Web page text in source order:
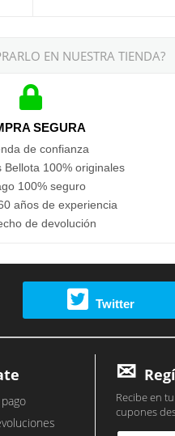
EN NUESTRA TIENDA?
SEGURA
de confianza
Bellota 100% originales
100% seguro
años de experiencia
de devolución
Twitter
Recibe en
cupones